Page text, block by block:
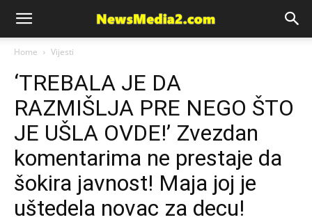
News
Media
Home Vijesti
‘TREBALA JE DA
RAZMIŠLJA PRE NEGO ŠTO
JE UŠLA OVDE!’ Zvezdan
komentarima ne prestaje da
šokira javnost! Maja joj je
uštedela novac za decu!